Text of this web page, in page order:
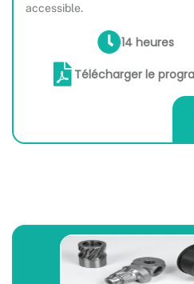
accessible.
14 heures
Télécharger le